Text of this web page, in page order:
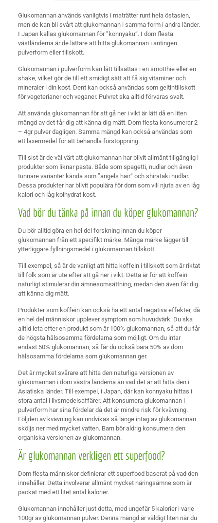
Glukomannan används vanligtvis i maträtter runt hela östasien,
men de kan bli svårt att glukomannan i samma form i andra länder.
I Japan kallas glukomannan för ”konnyaku”. I dom flesta
västländerna är de lättare att hitta glukomannan i antingen
pulverform eller tillskott.
Glukomannan i pulverform kan lätt tillsättas i en smotthie eller en
shake, vilket gör de till ett smidigt sätt att få sig vitaminer och
mineraler i din kost. Dent kan också användas som geltintillskott
för vegeterianer och veganer. Pulvret ska alltid förvaras svalt.
Att använda glukomannan för att gå ner i vikt är lätt då en liten
mängd av det får dig att känna dig mätt. Dom flesta konsumerar 2
– 4gr pulver dagligen. Samma mängd kan också användas som
ett laxermedel för att behandla förstoppning.
Till sist är de väl värt att glukomannan har blivit allmänt tillgänglig i
produkter som liknar pasta. Både som spagetti, nudlar och även
tunnare varianter kända som ”angels hair” och shirataki nudlar.
Dessa produkter har blivit populära för dom som vill njuta av en låg
kalori och låg kolhydrat kost.
Vad bör du tänka på innan du köper glukomannan?
Du bör alltid göra en hel del forskning innan du köper
glukomannan från ett specifikt märke. Många märke lägger till
ytterliggare fyllningsmedel i glukomannan tillskott.
Till exempel, så är de vanligt att hitta koffein i tillskott som är riktat
till folk som är ute efter att gå ner i vikt. Detta är för att koffein
naturligt stimulerar din ämnesomsättning, medan den även får dig
att känna dig mätt.
Produkter som koffein kan också ha ett antal negativa effekter, då
en hel del människor upplever symptom som huvudvärk. Du ska
alltid leta efter en produkt som är 100% glukomannan, så att du får
de högsta hälsosamma fördelarna som möjligt. Om du intar
endast 50% glukomannan, så får du också bara 50% av dom
hälsosamma fördelarna som glukomannan ger.
Det är mycket svårare att hitta den naturliga versionen av
glukomannan i dom västra länderna än vad det är att hitta den i
Asiatiska länder. Till exempel, i Japan, där kan konnyaku hittas i
stora antal i livsmedelsaffärer. Att konsumera glukomannan i
pulverform har sina fördelar då det är mindre risk för kvävning.
Följden av kvävning kan undvikas så länge intag av glukomannan
sköljs ner med mycket vatten. Barn bör aldrig konsumera den
organiska versionen av glukomannan.
Är glukomannan verkligen ett superfood?
Dom flesta människor definierar ett superfood baserat på vad den
innehåller. Detta involverar allmänt mycket näringsämne som är
packat med ett litet antal kalorier.
Glukomannan innehåller just detta, med ungefär 5 kalorier i varje
100gr av glukomannan pulver. Denna mängd är väldigt liten när du